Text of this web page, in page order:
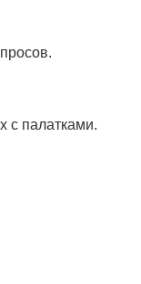
с палатками.